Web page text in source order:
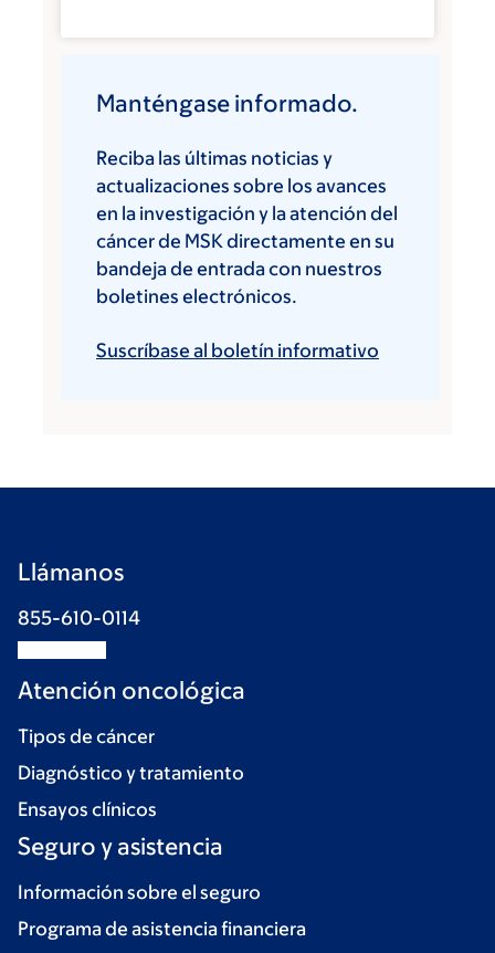
Manténgase informado.
Reciba las últimas noticias y
actualizaciones sobre los avances
en la investigación y la atención del
cáncer de MSK directamente en su
bandeja de entrada con nuestros
boletines electrónicos.
Suscríbase al boletín informativo
Llámanos
855-610-0114
Atención oncológica
Tipos de cáncer
Diagnóstico y tratamiento
Ensayos clínicos
Seguro y asistencia
Información sobre el seguro
Programa de asistencia financiera